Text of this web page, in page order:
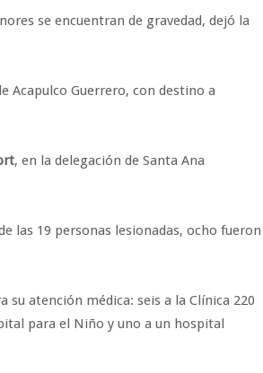
se encuentran de gravedad, dejó la
Acapulco Guerrero, con destino a
, en la delegación de Santa Ana
las 19 personas lesionadas, ocho fueron
atención médica: seis a la Clínica 220
para el Niño y uno a un hospital